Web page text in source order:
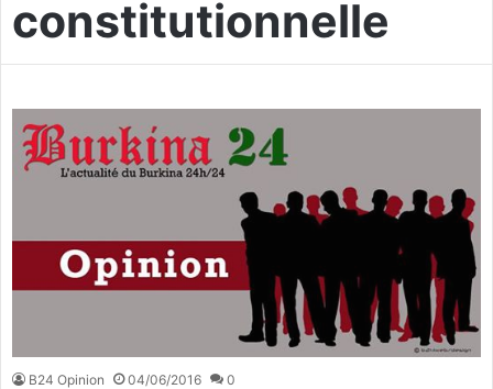
constitutionnelle
B24 Opinion 04/06/2016 0